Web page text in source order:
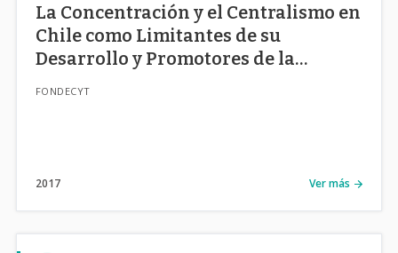
La Concentración y el Centralismo en
Chile como Limitantes de su
Desarrollo y Promotores de la
FONDECYT
2017 Ver más